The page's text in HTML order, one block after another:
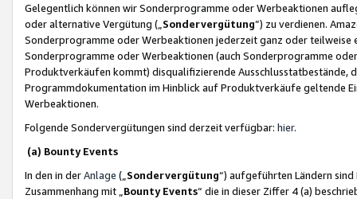
Gelegentlich können wir Sonderprogramme oder Werbeaktionen
oder alternative Vergütung („ Sondervergütung”) zu verdienen.
Sonderprogramme oder Werbeaktionen jederzeit ganz oder
Sonderprogramme oder Werbeaktionen (auch Sonderprogramme
Produktverkäufen kommt) disqualifizierende Ausschlusstatbestände,
Programmdokumentation im Hinblick auf Produktverkäufe geltende
Werbeaktionen.
Folgende Sondervergütungen sind derzeit verfügbar: hier.
(a) Bounty Events
In den in derAnlage („ Sondervergütung“) aufgeführten Ländern
Zusammenhang mit „ Bounty Events“ die in dieser Ziffer 4 (a)